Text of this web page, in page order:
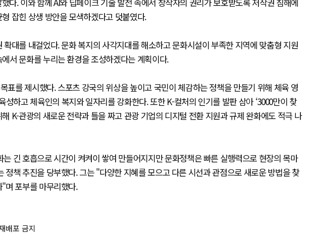
잡힌 상생 방안을 모색하겠다고 덧붙였다.
대를 내걸었다. 문화 복지의 사각지대를 해소하고 문화시설이 부족한 지역에 맞춤형 지원
서 문화를 누리는 환경을 조성하겠다는 계획이다.
표를 제시했다. 스포츠 강국의 위상을 높이고 국민이 체감하는 정책을 만들기 위해 체육 영
하고 체육인의 복지와 일자리를 강화한다. 또한 K-컬처의 인기를 발판 삼아 ‘3000만이 찾
K-관광의 새로운 전략과 틀을 짜고 관광 기업의 디지털 전환 지원과 규제 완화에도 적극 나
긴 호흡으로 시간이 켜켜이 쌓여 만들어지지만 문화정책은 빠른 실행력으로 현장의 목마
정책 추진을 당부했다. 그는 "다양한 지혜를 모으고 다른 시선과 관점으로 새로운 방법을 찾
며 포부를 마무리했다.
배포 금지